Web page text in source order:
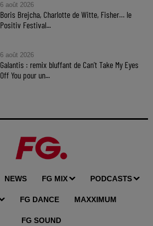
6 août 2026
Boris Brejcha, Charlotte de Witte, Fisher… le
Positiv Festival...
6 août 2026
Galantis : remix bluffant de Can’t Take My Eyes
Off You pour un...
NEWS FG MIX PODCASTS
FG DANCE MAXXIMUM
FG SOUND